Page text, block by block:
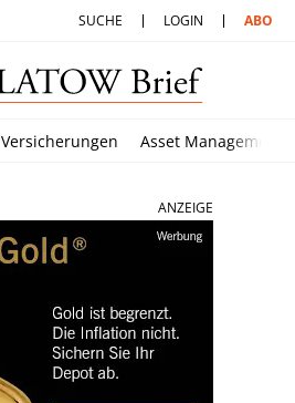
SUCHE LOGIN ABO
Versicherungen Asset Management
ANZEIGE